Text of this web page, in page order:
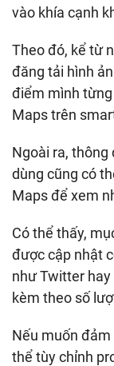
vào khía cạnh
Theo đó, kể từ
đăng tải hình
điểm mình
Maps trên
Ngoài ra, thông
dùng cũng có
Maps để xem
Có thể thấy,
được cập nhật
như Twitter hay
kèm theo số
Nếu muốn
thể tùy chỉnh